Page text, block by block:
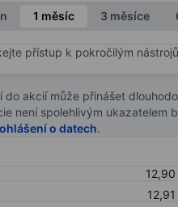
1 měsíc 3 měsíce
přístup k pokročilým
do akcií může přinášet
není spolehlivým ukazatelem
o datech.
12,90
12,91